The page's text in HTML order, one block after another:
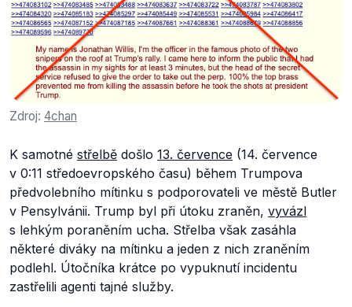
Zdroj: 4chan
K samotné střelbě došlo 13. července (14. července
v 0:11 středoevropského času) během Trumpova
předvolebního mítinku s podporovateli ve městě Butler
v Pensylvánii. Trump byl při útoku zraněn, vyvázl
s lehkým poraněním ucha. Střelba však zasáhla
některé diváky na mítinku a jeden z nich zraněním
podlehl. Útočníka krátce po vypuknutí incidentu
zastřelili agenti tajné služby.